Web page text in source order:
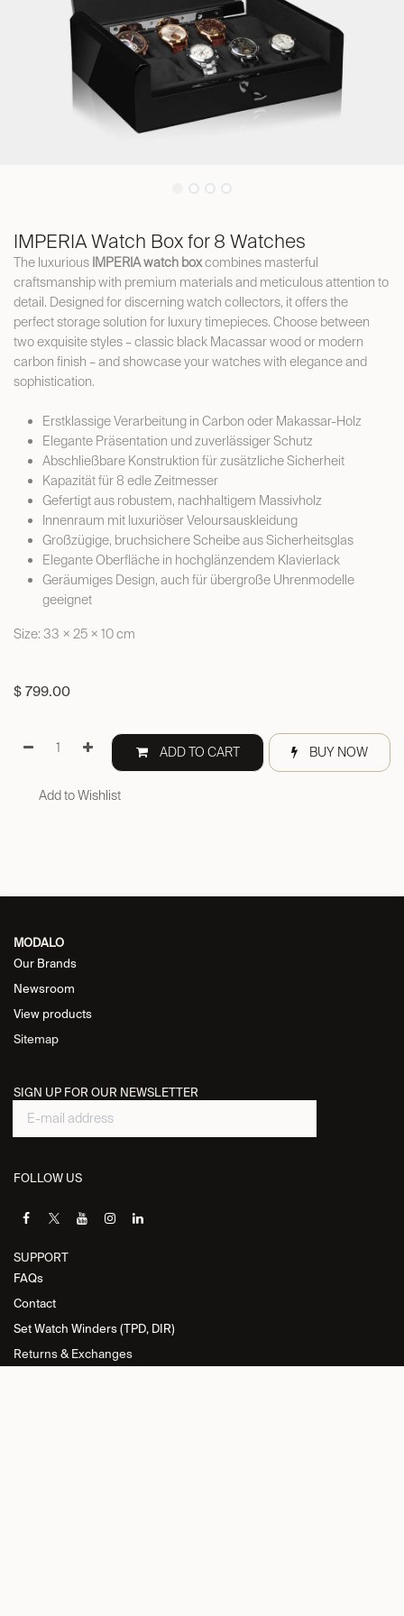
IMPERIA Watch Box for 8 Watches
The luxurious IMPERIA watch boxcombines masterful
craftsmanship with premium materials and meticulous attention to
detail. Designed for discerning watch collectors, it offers the
perfect storage solution for luxury timepieces. Choose between
two exquisite styles – classic black Macassar wood or modern
carbon finish – and showcase your watches with elegance and
sophistication.
Erstklassige Verarbeitung in Carbon oder Makassar-Holz
Elegante Präsentation und zuverlässiger Schutz
Abschließbare Konstruktion für zusätzliche Sicherheit
Kapazität für 8 edle Zeitmesser
Gefertigt aus robustem, nachhaltigem Massivholz
Innenraum mit luxuriöser Veloursauskleidung
Großzügige, bruchsichere Scheibe aus Sicherheitsglas
Elegante Oberfläche in hochglänzendem Klavierlack
Geräumiges Design, auch für übergroße Uhrenmodelle
geeignet
Size: 33 × 25 × 10 cm
$ 799.00
ADD TO CART BUY NOW
Add to Wishlist
MODALO
Our Brands
Newsroom
View products
Sitemap
SIGN UP FOR OUR NEWSLETTER
FOLLOW US
SUPPORT
FAQs
Contact
Set Watch Winders (TPD, DIR)
Returns & Exchanges